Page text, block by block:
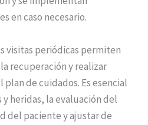
en caso necesario.
visitas periódicas permiten
recuperación y realizar
plan de cuidados. Es esencial
heridas, la evaluación del
del paciente y ajustar de